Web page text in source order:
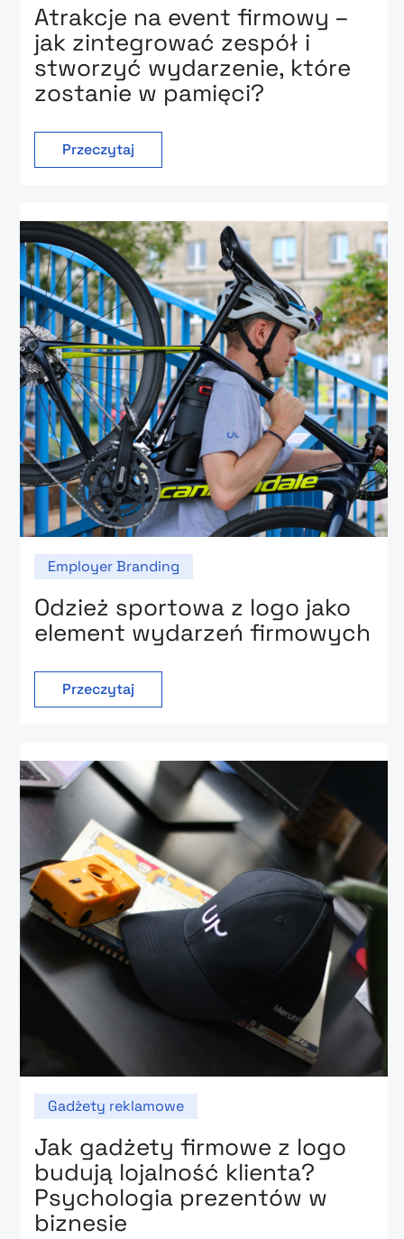
Atrakcje na event firmowy –
jak zintegrować zespół i
stworzyć wydarzenie, które
zostanie w pamięci?
Przeczytaj
Employer Branding
Odzież sportowa z logo jako
element wydarzeń firmowych
Przeczytaj
Gadżety reklamowe
Jak gadżety firmowe z logo
budują lojalność klienta?
Psychologia prezentów w
biznesie